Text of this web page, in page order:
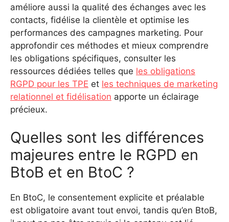
améliore aussi la qualité des échanges avec les
contacts, fidélise la clientèle et optimise les
performances des campagnes marketing. Pour
approfondir ces méthodes et mieux comprendre
les obligations spécifiques, consulter les
ressources dédiées telles que les obligations
RGPD pour les TPE et les techniques de marketing
relationnel et fidélisation apporte un éclairage
précieux.
Quelles sont les différences
majeures entre le RGPD en
BtoB et en BtoC ?
En BtoC, le consentement explicite et préalable
est obligatoire avant tout envoi, tandis qu’en BtoB,